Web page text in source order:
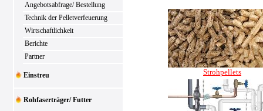
Angebotsabfrage/ Bestellung
Technik der Pelletverfeuerung
Wirtschaftlichkeit
Berichte
Partner
Einstreu
Rohfaserträger/ Futter
Strohpellets